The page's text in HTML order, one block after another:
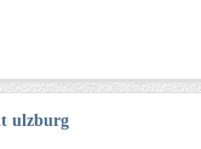
ulzburg